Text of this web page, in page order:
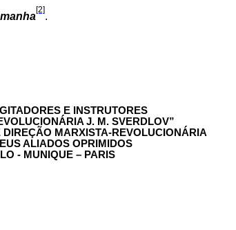
[2]
.
E INSTRUTORES
J. M. SVERDLOV”
MARXISTA-REVOLUCIONÁRIA
ALIADOS OPRIMIDOS
- MUNIQUE – PARIS